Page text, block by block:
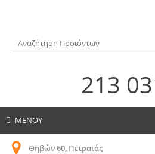
213
ΜΕΝΟΥ
Θηβών 60, Πειραιάς